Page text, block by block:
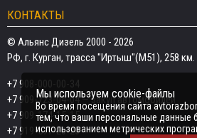
КОНТАКТЫ
© Альянс Дизель 2000 - 2026
РФ, г. Курган, трасса "Иртыш"(М51), 258 км.
+7 908-000-00-34
+7 909-723-04-04— закуп автомобилей
+7 909-174-15-15
+7 919-577-20-20
Мы используем cookie-файлы
Во время посещения сайта
тем, что ваши персональные данные
использованием метрических